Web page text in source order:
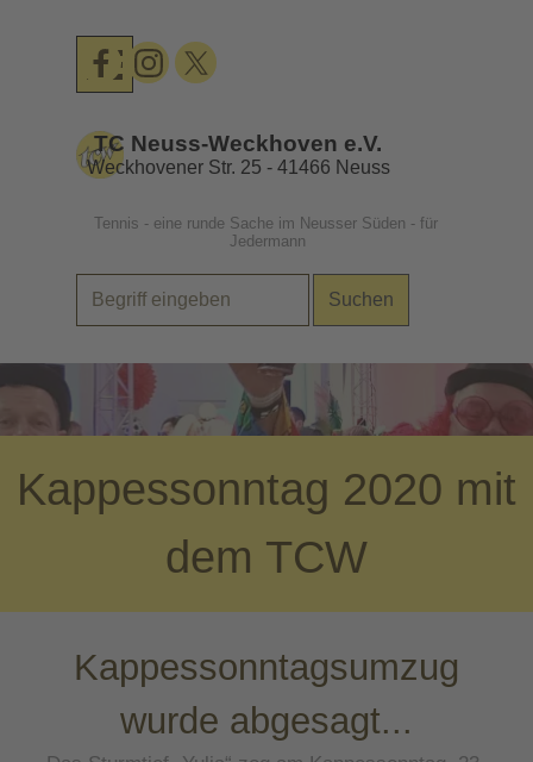
Menü überspringen
TC Neuss-Weckhoven e.V.
Weckhovener Str. 25 - 41466 Neuss
Tennis - eine runde Sache im Neusser Süden - für
Jedermann
Suchen
Kappessonntag 2020 mit
dem TCW
Kappessonntagsumzug
wurde abgesagt...